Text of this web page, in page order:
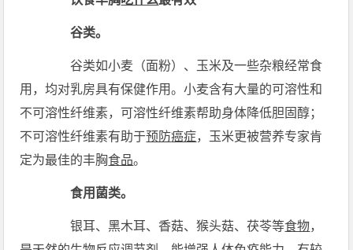
谷类。
谷类如小麦（面粉）、玉米及一些杂粮经常食
用，均对乳房具有保健作用。小麦含有大量的可溶性和
不可溶性纤维素，可溶性纤维素帮助身体降低胆固醇；
不可溶性纤维素有助于预防癌症，玉米更被营养专家肯
定为最佳的丰胸食品。
食用菌类。
银耳、黑木耳、香菇、猴头菇、茯苓等食物，